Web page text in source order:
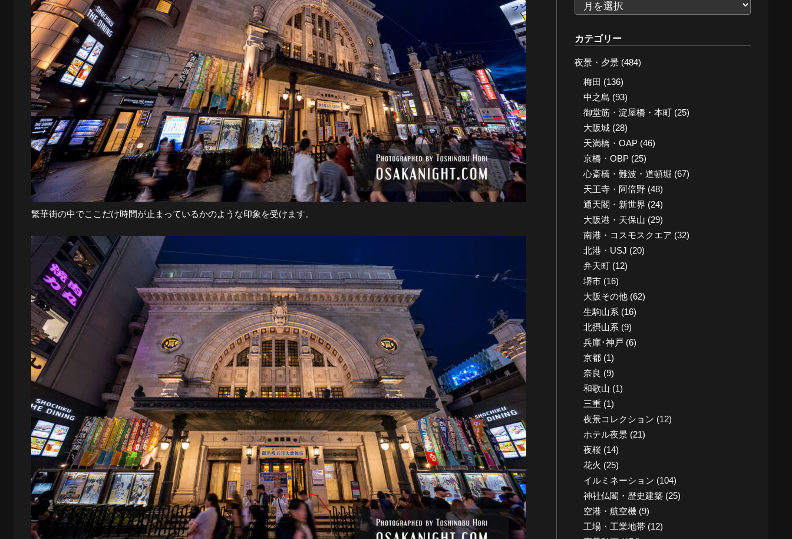
景
探
訪-
繁華街の中でここだけ時間が止まっているかのような印象を受けます。
ー
カ
イ
ブ
カテゴリー
夜景・夕景(484)
梅田 (136)
中之島 (93)
御堂筋・淀屋橋・本町(25)
大阪城(28)
天満橋・OAP(46)
京橋・OBP(25)
心斎橋・難波・道頓堀 (67)
天王寺・阿倍野(48)
通天閣・新世界 (24)
大阪港・天保山 (29)
南港・コスモスクエア (32)
北港・USJ (20)
弁天町(12)
堺市(16)
大阪その他(62)
生駒山系 (16)
北摂山系 (9)
兵庫･神戸 (6)
京都(1)
奈良 (9)
和歌山 (1)
三重(1)
夜景コレクション (12)
ホテル夜景(21)
夜桜(14)
花火 (25)
イルミネーション (104)
神社仏閣・歴史建築(25)
空港・航空機(9)
工場・工業地帯(12)